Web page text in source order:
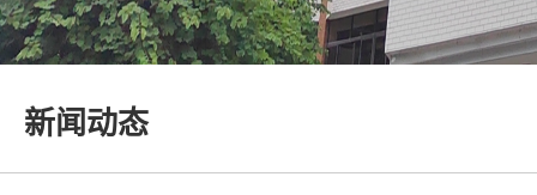
新闻动态